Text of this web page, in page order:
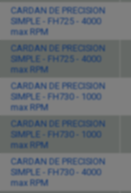
CARDAN DE PRECISION
SIMPLE - FH725 - 4000
max RPM
CARDAN DE PRECISION
SIMPLE - FH725 - 4000
max RPM
CARDAN DE PRECISION
SIMPLE - FH730 - 1000
max RPM
CARDAN DE PRECISION
SIMPLE - FH730 - 1000
max RPM
CARDAN DE PRECISION
SIMPLE - FH730 - 4000
max RPM